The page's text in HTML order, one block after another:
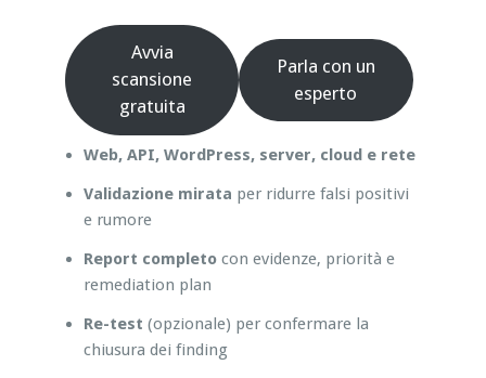
Avvia
scansione
gratuita
Parla con un
esperto
Web, API, WordPress, server, cloud e rete
Validazione mirata per ridurre falsi positivi
e rumore
Report completocon evidenze, priorità e
remediation plan
Re-test (opzionale) per confermare la
chiusura dei finding